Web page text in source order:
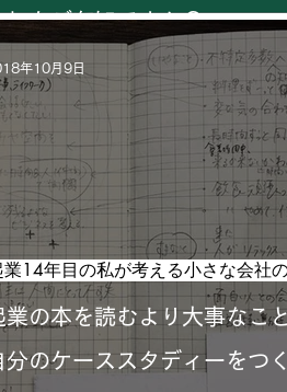
」をご存知ですか？
業の本を読むより大事なこと
分のケーススタディーをつく
年10月9日